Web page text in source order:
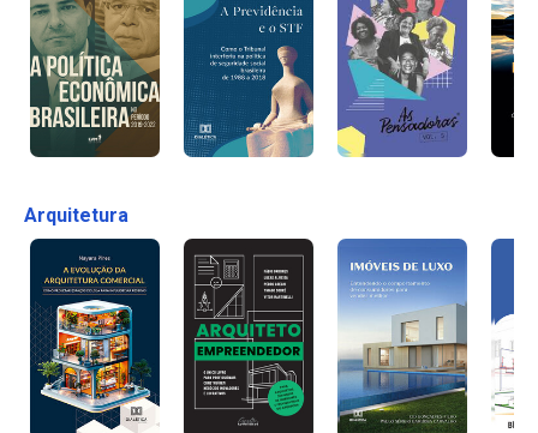
Arquitetura